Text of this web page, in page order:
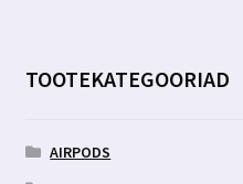
TOOTEKATEGOORIAD
AIRPODS